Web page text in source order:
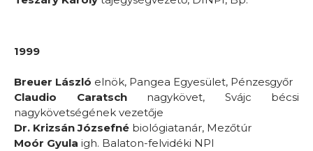
1999
Breuer László elnök, Pangea Egyesület, Pénzesgyőr
Claudio Caratsch nagykövet, Svájc bécsi
nagykövetségének vezetője
Dr. Krizsán Józsefné biológiatanár, Mezőtúr
Moór Gyula igh. Balaton-felvidéki NPI